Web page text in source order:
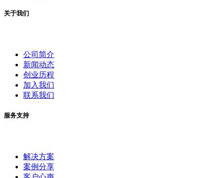
关于我们
公司简介
新闻动态
创业历程
加入我们
联系我们
服务支持
解决方案
案例分享